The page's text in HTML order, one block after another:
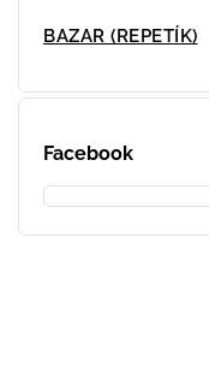
BAZAR (REPETÍK)
Facebook